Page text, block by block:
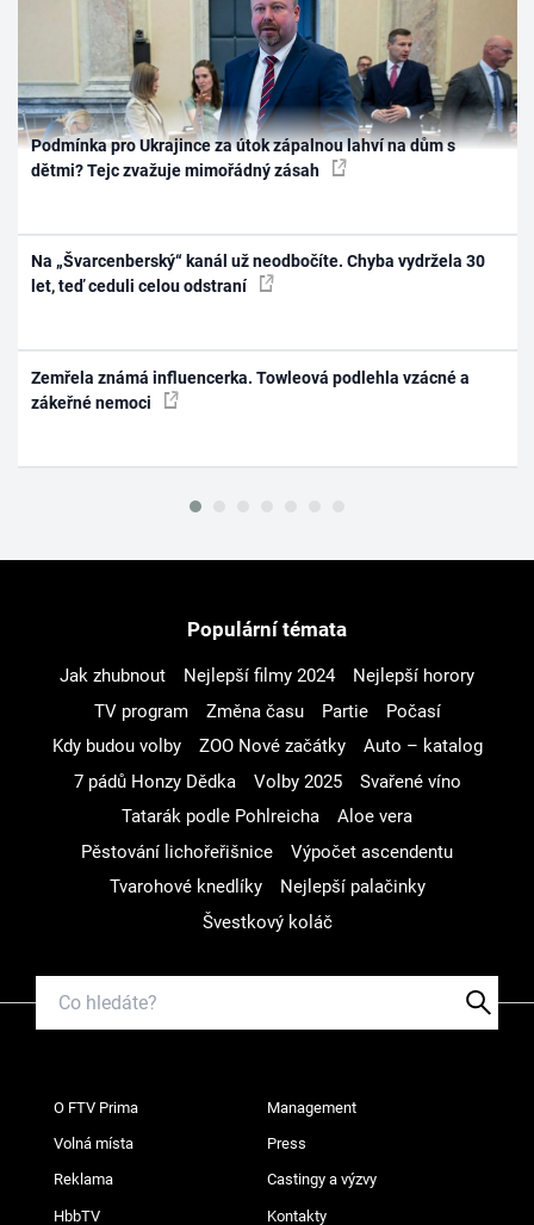
Podmínka pro Ukrajince za útok zápalnou lahví na dům s
dětmi? Tejc zvažuje mimořádný zásah
Na „Švarcenberský“ kanál už neodbočíte. Chyba vydržela 30
let, teď ceduli celou odstraní
Zemřela známá influencerka. Towleová podlehla vzácné a
zákeřné nemoci
Populární témata
Jak zhubnout Nejlepší filmy 2024
Nejlepší horory
TV program
Změna času Partie
Počasí
Kdy budou volby
ZOO Nové začátky
Auto – katalog
7 pádů Honzy Dědka
Volby 2025
Svařené víno
Tatarák podle Pohlreicha
Aloe vera
Pěstování lichořeřišnice
Výpočet ascendentu
Tvarohové knedlíky
Nejlepší palačinky
Švestkový koláč
O FTV Prima Management
Volná místa Press
Reklama Castingy a výzvy
HbbTV Kontakty